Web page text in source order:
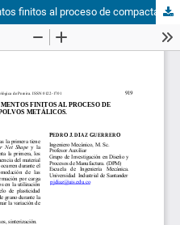
Aplicación del método de elementos finitos al proceso de compactación de polvos metálicos